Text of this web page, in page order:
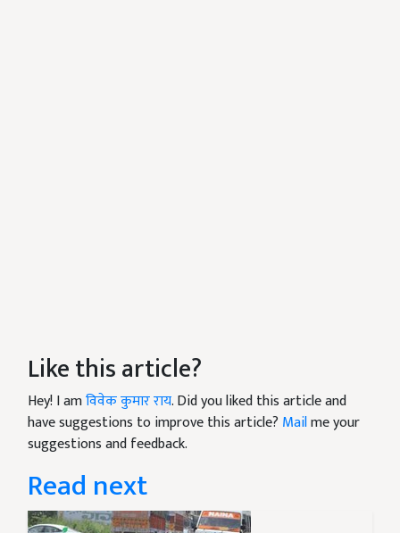
Like this article?
Hey! I amविवेक कुमार राय. Did you liked this article and
have suggestions to improve this article? Mailme your
suggestions and feedback.
Read next